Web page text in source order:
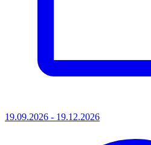
19.09.2026 - 19.12.2026